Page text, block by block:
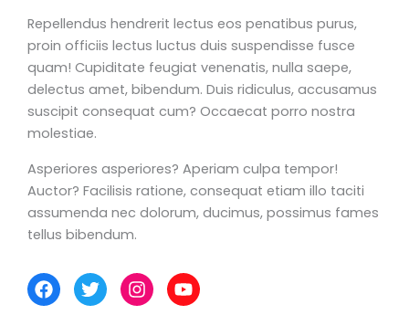
Repellendus hendrerit lectus eos penatibus purus,
proin officiis lectus luctus duis suspendisse fusce
quam! Cupiditate feugiat venenatis, nulla saepe,
delectus amet, bibendum. Duis ridiculus, accusamus
suscipit consequat cum? Occaecat porro nostra
molestiae.
Asperiores asperiores? Aperiam culpa tempor!
Auctor? Facilisis ratione, consequat etiam illo taciti
assumenda nec dolorum, ducimus, possimus fames
tellus bibendum.